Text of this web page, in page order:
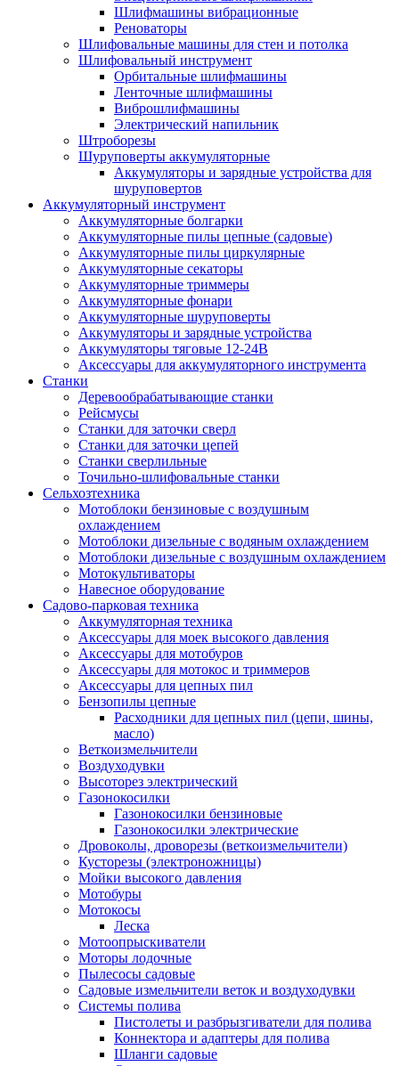
Шлифмашины вибрационные
Реноваторы
Шлифовальные машины для стен и потолка
Шлифовальный инструмент
Орбитальные шлифмашины
Ленточные шлифмашины
Виброшлифмашины
Электрический напильник
Штроборезы
Шуруповерты аккумуляторные
Аккумуляторы и зарядные устройства для
шуруповертов
Аккумуляторный инструмент
Аккумуляторные болгарки
Аккумуляторные пилы цепные (садовые)
Аккумуляторные пилы циркулярные
Аккумуляторные секаторы
Аккумуляторные триммеры
Аккумуляторные фонари
Аккумуляторные шуруповерты
Аккумуляторы и зарядные устройства
Аккумуляторы тяговые 12-24В
Аксессуары для аккумуляторного инструмента
Станки
Деревообрабатывающие станки
Рейсмусы
Станки для заточки сверл
Станки для заточки цепей
Станки сверлильные
Точильно-шлифовальные станки
Сельхозтехника
Мотоблоки бензиновые с воздушным
охлаждением
Мотоблоки дизельные с водяным охлаждением
Мотоблоки дизельные с воздушным охлаждением
Мотокультиваторы
Навесное оборудование
Садово-парковая техника
Аккумуляторная техника
Аксессуары для моек высокого давления
Аксессуары для мотобуров
Аксессуары для мотокос и триммеров
Аксессуары для цепных пил
Бензопилы цепные
Расходники для цепных пил (цепи, шины,
масло)
Веткоизмельчители
Воздуходувки
Высоторез электрический
Газонокосилки
Газонокосилки бензиновые
Газонокосилки электрические
Дровоколы, дроворезы (веткоизмельчители)
Кусторезы (электроножницы)
Мойки высокого давления
Мотобуры
Мотокосы
Леска
Мотоопрыскиватели
Моторы лодочные
Пылесосы садовые
Садовые измельчители веток и воздуходувки
Системы полива
Пистолеты и разбрызгиватели для полива
Коннектора и адаптеры для полива
Шланги садовые